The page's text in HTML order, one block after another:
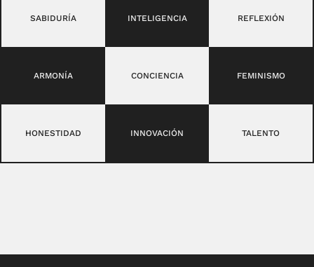
SABIDURÍA INTELIGENCIA REFLEXIÓN
ARMONÍA CONCIENCIA FEMINISMO
HONESTIDAD INNOVACIÓN TALENTO